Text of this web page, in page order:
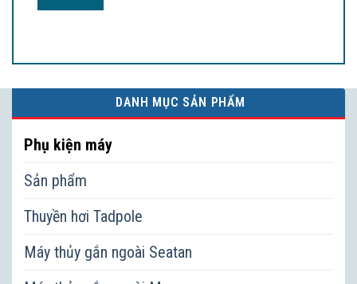
DANH MỤC SẢN PHẨM
Phụ kiện máy
Sản phẩm
Thuyền hơi Tadpole
Máy thủy gắn ngoài Seatan